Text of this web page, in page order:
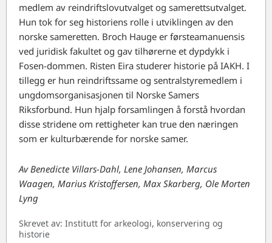
medlem av reindriftslovutvalget og samerettsutvalget.
Hun tok for seg historiens rolle i utviklingen av den
norske sameretten. Broch Hauge er førsteamanuensis
ved juridisk fakultet og gav tilhørerne et dypdykk i
Fosen-dommen. Risten Eira studerer historie på IAKH. I
tillegg er hun reindriftssame og sentralstyremedlem i
ungdomsorganisasjonen til Norske Samers
Riksforbund. Hun hjalp forsamlingen å forstå hvordan
disse stridene om rettigheter kan true den næringen
som er kulturbærende for norske samer.
Av Benedicte Villars-Dahl, Lene Johansen, Marcus
Waagen, Marius Kristoffersen, Max Skarberg, Ole Morten
Lyng
Skrevet av: Institutt for arkeologi, konservering og
historie